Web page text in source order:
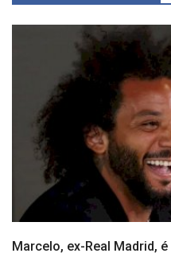
Marcelo, ex-Real Madrid,